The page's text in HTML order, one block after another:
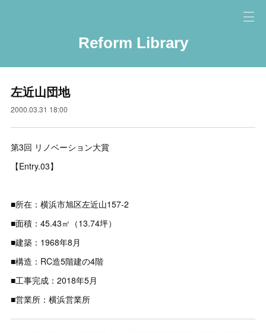
Reform Library
左近山団地
2000.03.31 18:00
第3回 リノベーション大賞
【Entry.03】
■所在：横浜市旭区左近山157-2
■面積：45.43㎡（13.74坪）
■建築：1968年8月
■構造：RC造5階建の4階
■工事完成：2018年5月
■営業所：横浜営業所